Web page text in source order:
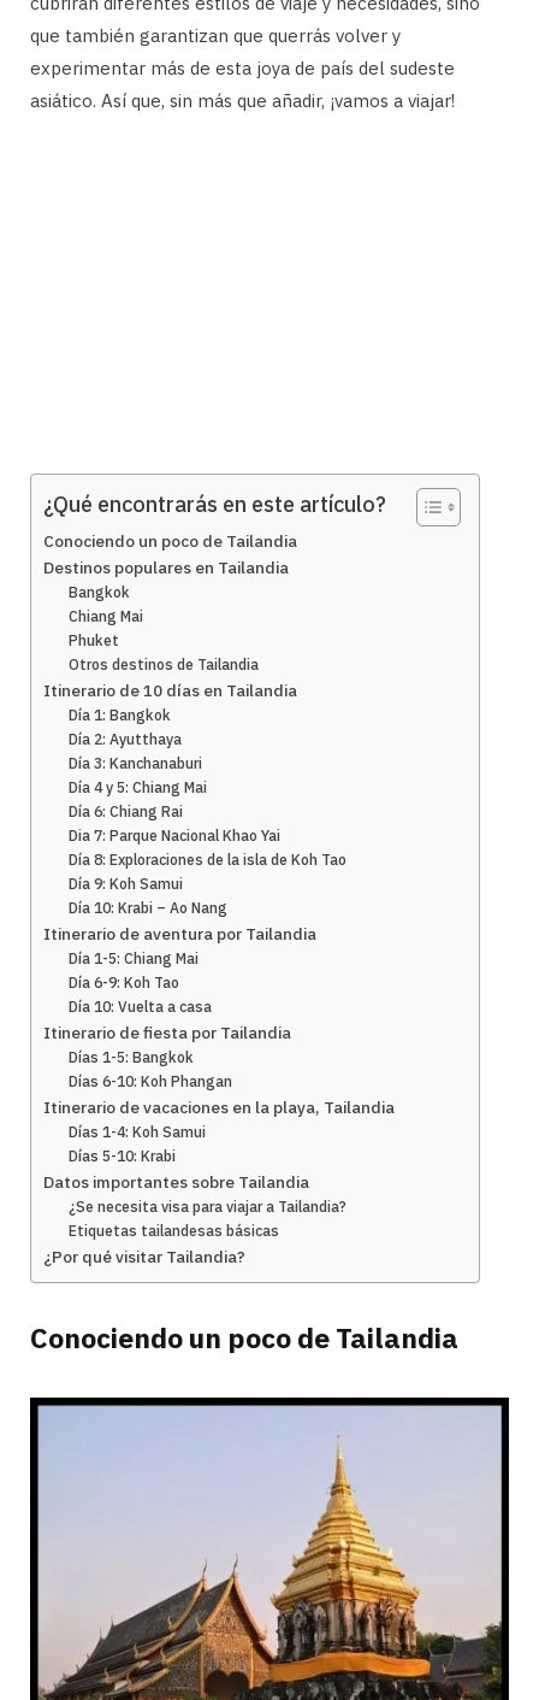
que también garantizan que querrás volver y
experimentar más de esta joya de país del sudeste
asiático. Así que, sin más que añadir, ¡vamos a viajar!
¿Qué encontrarás en este artículo?
Conociendo un poco de Tailandia
Destinos populares en Tailandia
Bangkok
Chiang Mai
Phuket
Otros destinos de Tailandia
Itinerario de 10 días en Tailandia
Día 1: Bangkok
Día 2: Ayutthaya
Día 3: Kanchanaburi
Día 4 y 5: Chiang Mai
Día 6: Chiang Rai
Dia 7: Parque Nacional Khao Yai
Día 8: Exploraciones de la isla de Koh Tao
Día 9: Koh Samui
Día 10: Krabi – Ao Nang
Itinerario de aventura por Tailandia
Día 1-5: Chiang Mai
Día 6-9: Koh Tao
Día 10: Vuelta a casa
Itinerario de fiesta por Tailandia
Días 1-5: Bangkok
Días 6-10: Koh Phangan
Itinerario de vacaciones en la playa, Tailandia
Días 1-4: Koh Samui
Días 5-10: Krabi
Datos importantes sobre Tailandia
¿Se necesita visa para viajar a Tailandia?
Etiquetas tailandesas básicas
¿Por qué visitar Tailandia?
Conociendo un poco de Tailandia